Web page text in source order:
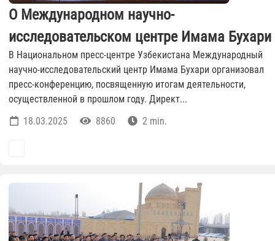
О Международном научно-
исследовательском центре Имама Бухари
В Национальном пресс-центре Узбекистана Международный
научно-исследовательский центр Имама Бухари организовал
пресс-конференцию, посвященную итогам деятельности,
осуществленной в прошлом году. Директ...
18.03.2025
8860 2 min.